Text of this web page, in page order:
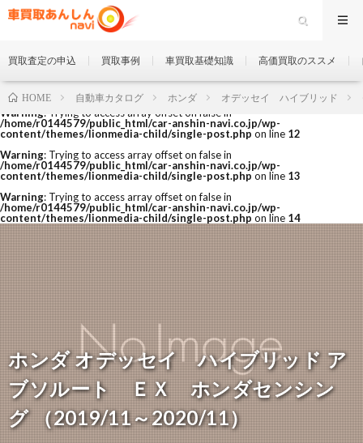
Warning: Trying to access array offset on false in
/home/r0144579/public_html/car-anshin-navi.co.jp/wp-
content/themes/lionmedia-child/single-post.php on line 12
Warning: Trying to access array offset on false in
/home/r0144579/public_html/car-anshin-navi.co.jp/wp-
content/themes/lionmedia-child/single-post.php on line 13
Warning: Trying to access array offset on false in
/home/r0144579/public_html/car-anshin-navi.co.jp/wp-
content/themes/lionmedia-child/single-post.php on line 14
買取査定の申込 買取事例 車買取基礎知識 高価買取のススメ
ホンダ オデッセイ ハイブリッド ア
ブソルート ＥＸ ホンダセンシン
グ （2019/11～2020/11）
HOME 自動車カタログ ホンダ オデッセイ ハイブリッド